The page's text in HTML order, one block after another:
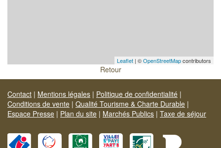
Leaflet | ©OpenStreetMapcontributors
Retour
Contact | Mentions légales | Politique de confidentialité |
Conditions de vente | Qualité Tourisme & Charte Durable |
Espace Presse | Plan du site | Marchés Publics | Taxe de séjour